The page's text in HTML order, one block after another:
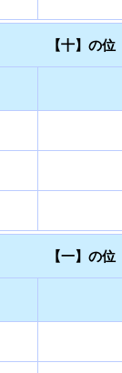
【十】の位
【一】の位